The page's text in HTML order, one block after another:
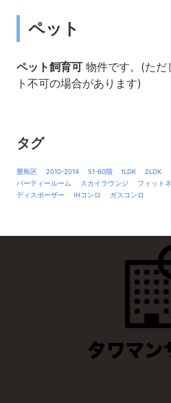
ペット
ペット飼育可 物件です。(ただ
ト不可の場合があります)
タグ
豊島区 2010-2014 51-60階 1LDK 2LDK
パーティールーム
スカイラウンジ フィット
ディスポーザー
IHコンロ ガスコンロ